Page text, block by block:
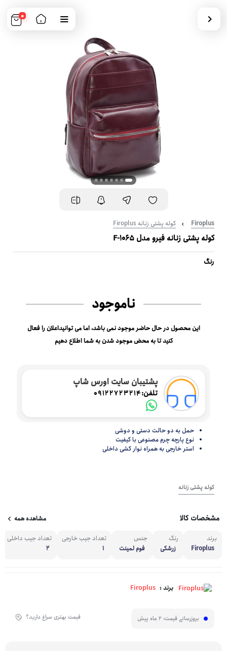
0
Firoplus کوله پشتی زنانه Firoplus
کوله پشتی زنانه فیرو مدل F-1065
رنگ
ناموجود
این محصول در حال حاضر موجود نمی باشد، اما می توانیداعلان را فعال
کنید تا به محض موجود شدن به شما اطلاع دهیم
پشتیبان سایت اورس شاپ
تلفن:09122723214
حمل به دو حالت دستی و دوشی
نوع پارچه چرم مصنوعی با کیفیت
استر خارجی به همراه نوار کشی داخلی
کوله پشتی زنانه
مشخصات کالا مشاهده همه
برند
Firoplus
رنگ
زرشکی
جنس
فوم لمینت
تعداد جیب خارجی
1
تعداد جیب داخلی
2
برند : Firoplus
بروزرسانی قیمت: 2 ماه پیش قیمت بهتری سراغ دارید؟